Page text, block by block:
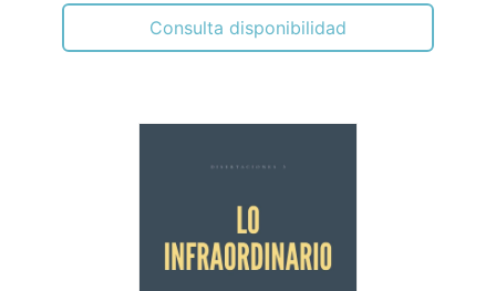
Consulta disponibilidad